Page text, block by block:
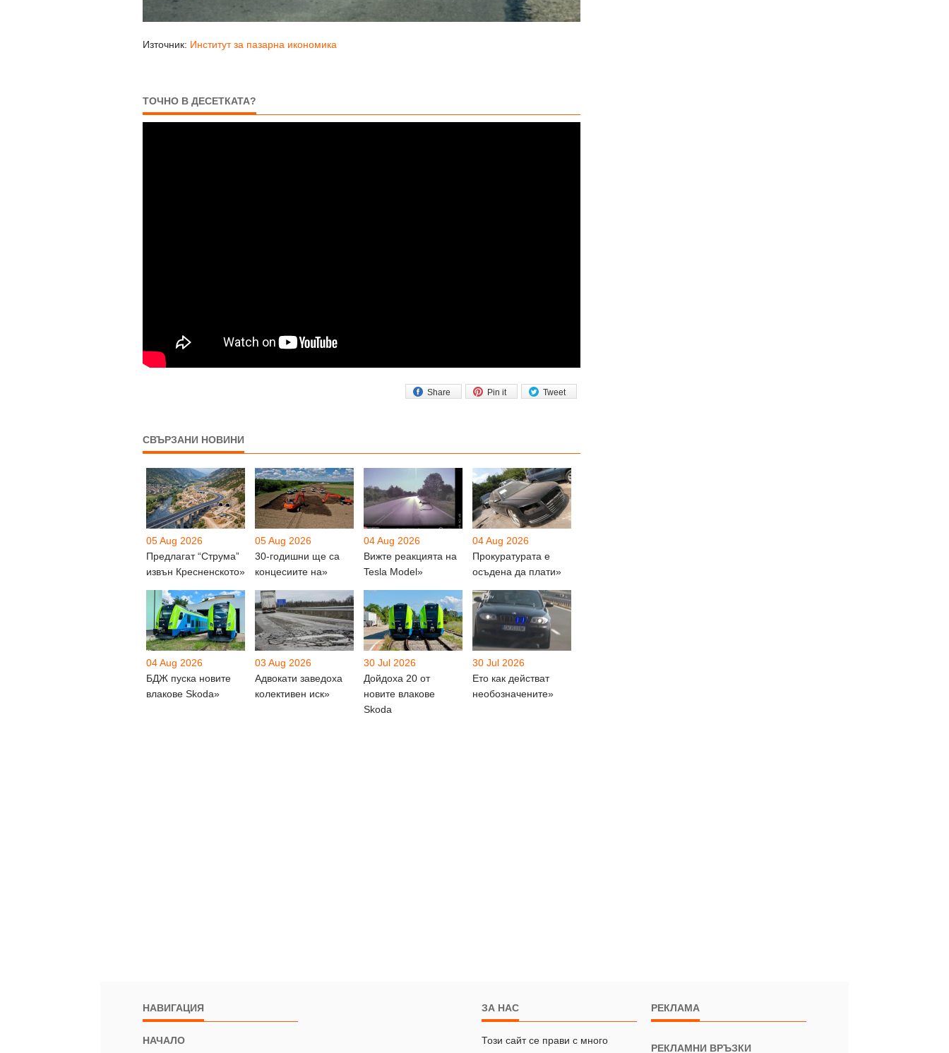
Източник: Институт за пазарна икономика
ТОЧНО В ДЕСЕТКАТА?
Tweet
Pin it
Share
СВЪРЗАНИ НОВИНИ
05 Aug 2026
Предлагат “Струма”
извън Кресненското»
05 Aug 2026
30-годишни ще са
концесиите на»
04 Aug 2026
Вижте реакцията на
Tesla Model»
04 Aug 2026
Прокуратурата е
осъдена да плати»
04 Aug 2026
БДЖ пуска новите
влакове Skoda»
03 Aug 2026
Адвокати заведоха
колективен иск»
30 Jul 2026
Дойдоха 20 от
новите влакове
Skoda
30 Jul 2026
Ето как действат
необозначените»
НАВИГАЦИЯ
НАЧАЛО
ЗА НАС
Този сайт се прави с много
РЕКЛАМА
РЕКЛАМНИ ВРЪЗКИ